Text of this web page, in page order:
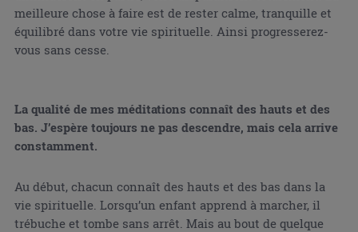
meilleure chose à faire est de rester calme, tranquille et
équilibré dans votre vie spirituelle. Ainsi progresserez-
vous sans cesse.
La qualité de mes méditations connaît des hauts et des
bas. J’espère toujours ne pas descendre, mais cela arrive
constamment.
Au début, chacun connaît des hauts et des bas dans la
vie spirituelle. Lorsqu’un enfant apprend à marcher, il
trébuche et tombe sans arrêt. Mais au bout de quelque